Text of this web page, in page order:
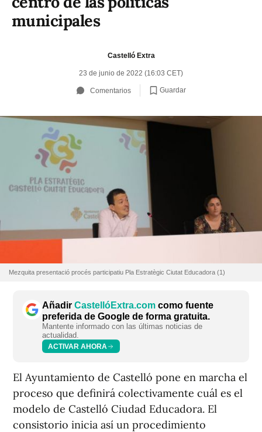
municipales
Castelló Extra
23 de junio de 2022 (16:03 CET)
Comentarios Guardar
Mezquita presentació procés participatiu Pla Estratègic Ciutat Educadora (1)
Añadir CastellóExtra.com como fuente
preferida de Google de forma gratuita.
Mantente informado con las últimas noticias de
actualidad.
ACTIVAR AHORA
El Ayuntamiento de Castelló pone en marcha el
proceso que definirá colectivamente cuál es el
modelo de Castelló Ciudad Educadora. El
consistorio inicia así un procedimiento